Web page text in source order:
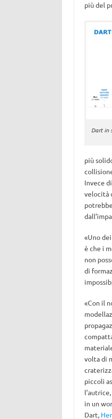
più del
Dart in
più
Invece
velocità
«Uno
è che i
non
di
«Con il
volta di
piccoli
in un
Dart,